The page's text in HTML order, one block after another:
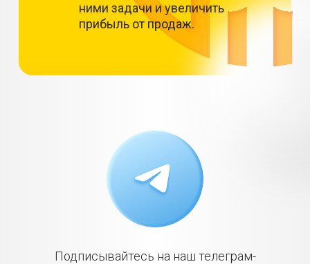
ними задачи и увеличить
прибыль от продаж.
Подписывайтесь на наш телеграм-